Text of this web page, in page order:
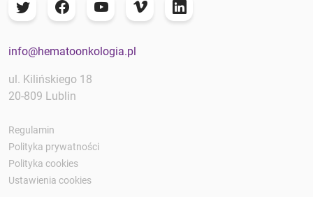
info@hematoonkologia.pl
ul. Kilińskiego 18
20-809 Lublin
Regulamin
Polityka prywatności
Polityka cookies
Ustawienia cookies